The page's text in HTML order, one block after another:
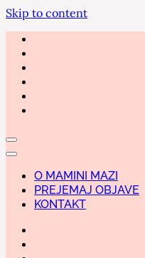
Skip to content
O MAMINI MAZI
PREJEMAJ OBJAVE
KONTAKT